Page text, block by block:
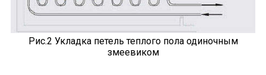
Рис.2 Укладка петель теплого пола одиночным
змеевиком